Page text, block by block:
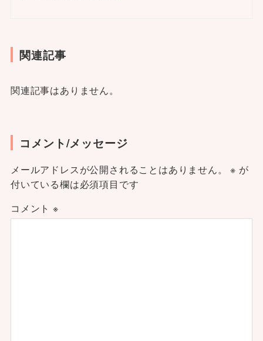
関連記事
関連記事はありません。
コメント/メッセージ
メールアドレスが公開されることはありません。 ※ が
付いている欄は必須項目です
コメント ※